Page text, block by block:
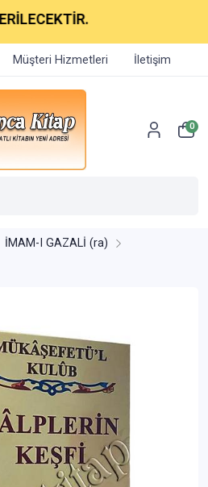
Müşteri Hizmetleri İletişim
0
İMAM-I GAZALİ (ra)